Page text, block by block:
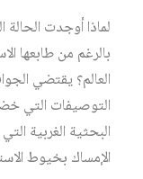
لماذا أوجدت
بالرغم من طابعها
العالم؟ يقتضي
التوصيفات التي
البحثية الغربية
الإمساك بخيوط